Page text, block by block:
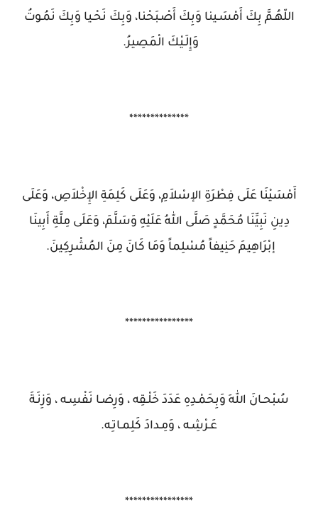
اللّهُـمَّ بِكَ أَمْسَـينا وَبِكَ أَصْـبَحْنا، وَبِكَ نَحْـيا وَبِكَ نَمُـوتُ
وَإِلَـيْكَ الْمَصِيرُ.
**************
أَمْسَيْنَا عَلَى فِطْرَةِ الإسْلاَمِ، وَعَلَى كَلِمَةِ الإِخْلاَصِ، وَعَلَى
دِينِ نَبِيِّنَا مُحَمَّدٍ صَلَّى اللهُ عَلَيْهِ وَسَلَّمَ، وَعَلَى مِلَّةِ أَبِينَا
إبْرَاهِيمَ حَنِيفاً مُسْلِماً وَمَا كَانَ مِنَ المُشْرِكِينَ.
****************
سُبْحـانَ اللهِ وَبِحَمْـدِهِ عَدَدَ خَلْـقِه ، وَرِضـا نَفْسِـه ، وَزِنَـةَ
عَـرْشِـه ، وَمِـدادَ كَلِمـاتِـه.